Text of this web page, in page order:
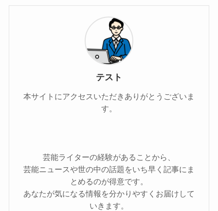
テスト
本サイトにアクセスいただきありがとうございま
す。
芸能ライターの経験があることから、
芸能ニュースや世の中の話題をいち早く記事にま
とめるのが得意です。
あなたが気になる情報を分かりやすくお届けして
いきます。